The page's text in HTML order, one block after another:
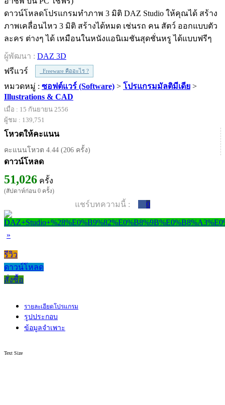
ดาวน์โหลดโปรแกรมทำภาพ 3 มิติ DAZ Studio ให้คุณได้ สร้าง
ภาพเคลื่อนไหว 3 มิติ สร้างได้หมด เช่นรถ คน สัตว์ ออกแบบตัว
ละคร ต่างๆ ได้ เหมือนในหนังแอนิเมชันสุดชั่นหรู ได้แบบฟรีๆ
ผู้พัฒนา : DAZ 3D
ฟรีแวร์
Freeware คืออะไร ?
หมวดหมู่ : ซอฟต์แวร์ (Software) > โปรแกรมมัลติมีเดีย >
Illustrations & CAD
เมื่อ : 15 กันยายน 2556
ผู้ชม : 139,751
โหวตให้คะแนน
คะแนนโหวต 4.44 (206 ครั้ง)
ดาวน์โหลด
51,026 ครั้ง
(สัปดาห์ก่อน 0 ครั้ง)
แชร์บทความนี้ : 0
»
รีวิว
ดาวน์โหลด
สั่งซื้อ
รายละเอียดโปรแกรม
รูปประกอบ
ข้อมูลจำเพาะ
Text Size